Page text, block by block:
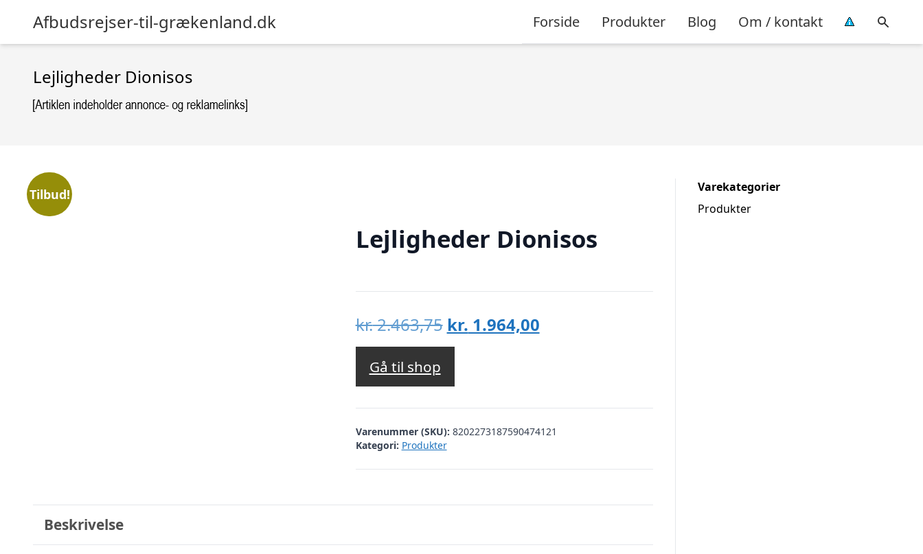
Afbudsrejser-til-grækenland.dk Forside Produkter Blog Om / kontakt
Lejligheder Dionisos
Tilbud!
Lejligheder Dionisos
kr.2.463,75 Den
oprindelige
var:
kr. 2.463,75.
kr. 1.964,00Den
kr. 1.964,00.
Gå til shop
Varenummer (SKU): 8202273187590474121
Kategori: Produkter
Beskrivelse
Varekategorier
Produkter